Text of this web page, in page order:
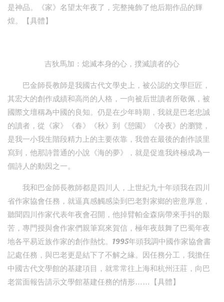
是神品。《家》名望太年夜了，完整掩飾了他后期作品的輝
煌。【具體】
吉狄馬加：熄滅本身的心，撲滅讀者的心
巴金師長教師是我國古代文學史上，被公認的文學巨匠，
其宏大的創作成績和高尚的人格，一向被后世讀者所敬佩，被
國際文壇稱為中國的良知。仍是在少年時期，我就是巴老忠誠
的讀者，從《家》《春》《秋》到《憩園》《冷夜》的瀏覽，
是我一小我生階段精力上的主要依靠，我曾在最後的創作談里
寫到，他那詩普通的小說《海的夢》，就是促進我終極成為一
個詩人的動因之一。
我和巴金師長教師都是四川人，上世紀九十年頭我在四川
省作家協會任務，就逼真感觸感染到巴老對家鄉的密意厚意，
聽聞四川作家代表年夜會召開，他掉臂帕金森病帶來手抖的艱
苦，專門授與會作家們親筆寫來賀信，極年夜鼓舞了巴蜀年夜
地各平易近族作家的創作熱忱。1995年頭我調中國作家協會書
記處任務，與巴老更是結下了不解之緣。因任務分工，我擔任
中國古代文學館的基建項目，就常常往上海和杭州汪莊，向巴
老當面報告請示文學館基建任務的情形……【具體】